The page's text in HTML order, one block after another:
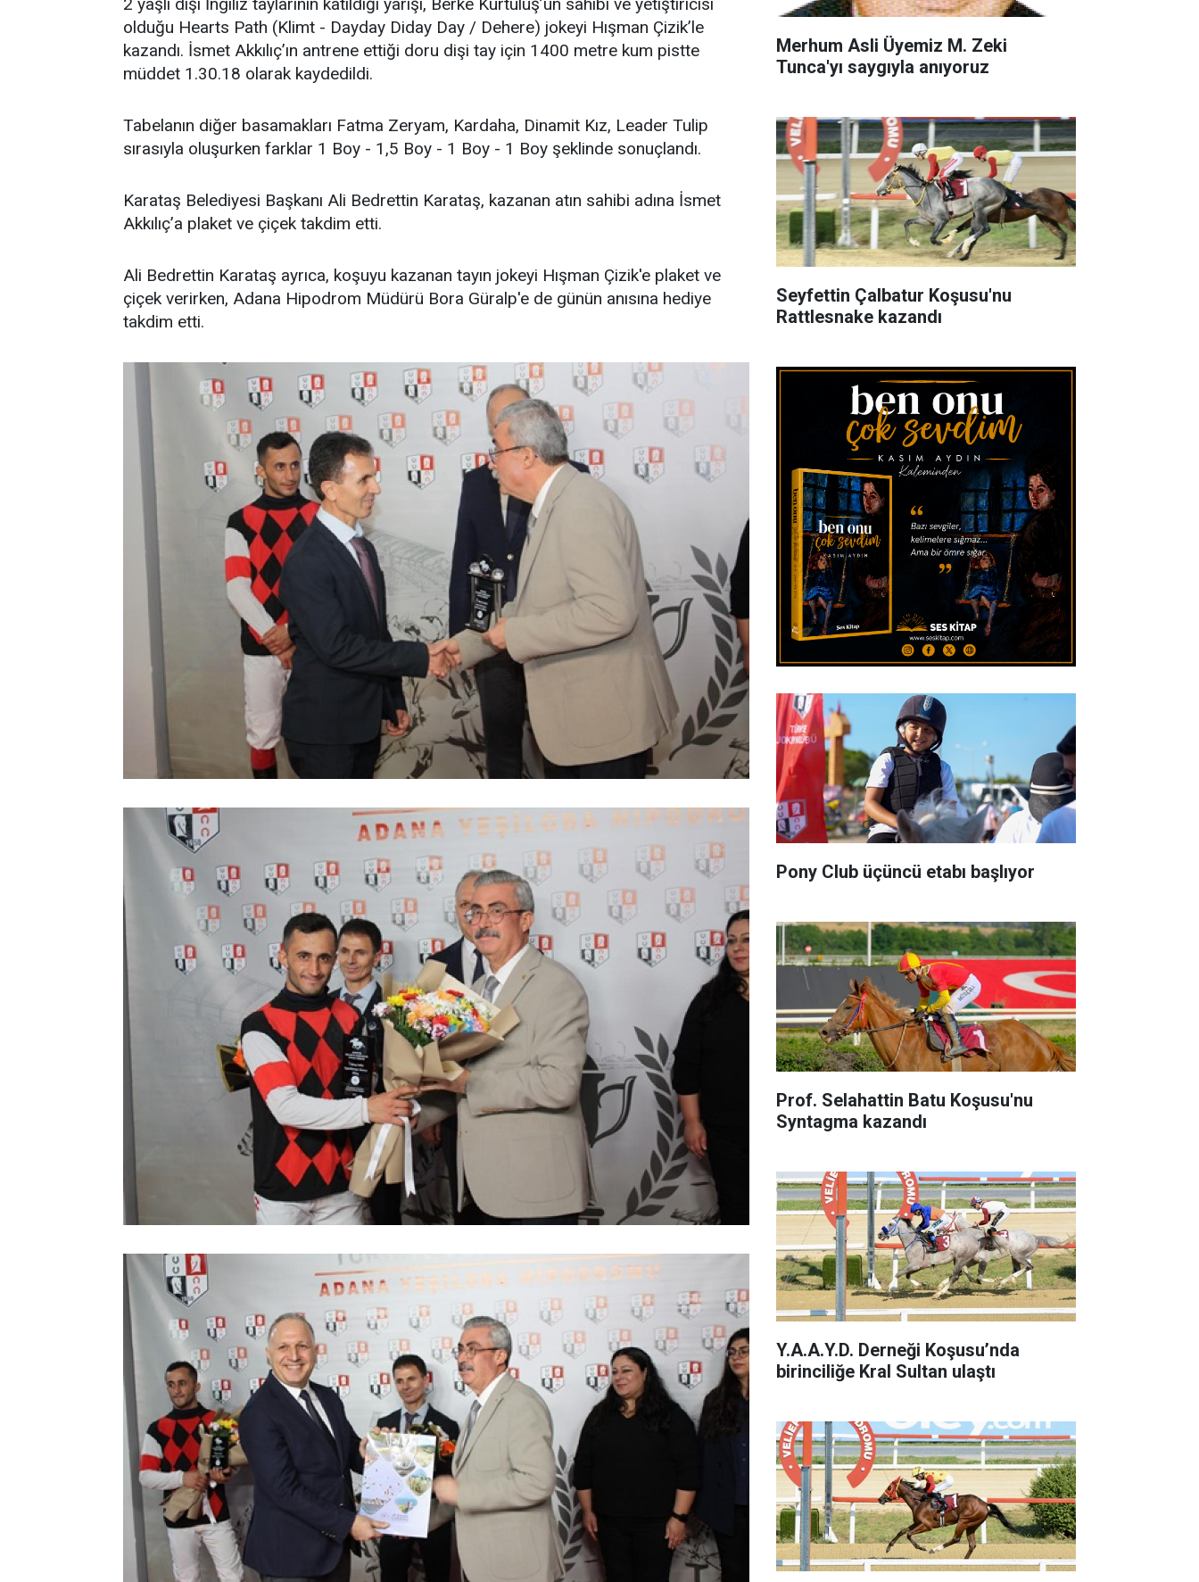
olduğu Hearts Path (Klimt - Dayday Diday Day / Dehere) jokeyi Hışman Çizik’le
kazandı. İsmet Akkılıç’ın antrene ettiği doru dişi tay için 1400 metre kum pistte
müddet 1.30.18 olarak kaydedildi.
Tabelanın diğer basamakları Fatma Zeryam, Kardaha, Dinamit Kız, Leader Tulip
sırasıyla oluşurken farklar 1 Boy - 1,5 Boy - 1 Boy - 1 Boy şeklinde sonuçlandı.
Karataş Belediyesi Başkanı Ali Bedrettin Karataş, kazanan atın sahibi adına İsmet
Akkılıç’a plaket ve çiçek takdim etti.
Ali Bedrettin Karataş ayrıca, koşuyu kazanan tayın jokeyi Hışman Çizik'e plaket ve
çiçek verirken, Adana Hipodrom Müdürü Bora Güralp'e de günün anısına hediye
takdim etti.
Merhum Asli Üyemiz M. Zeki
Tunca'yı saygıyla anıyoruz
Seyfettin Çalbatur Koşusu'nu
Rattlesnake kazandı
Pony Club üçüncü etabı başlıyor
Prof. Selahattin Batu Koşusu'nu
Syntagma kazandı
Y.A.A.Y.D. Derneği Koşusu’nda
birinciliğe Kral Sultan ulaştı